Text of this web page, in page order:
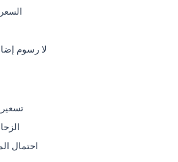
✔
✔ لا رسوم
❌
❌
❌ احتمال